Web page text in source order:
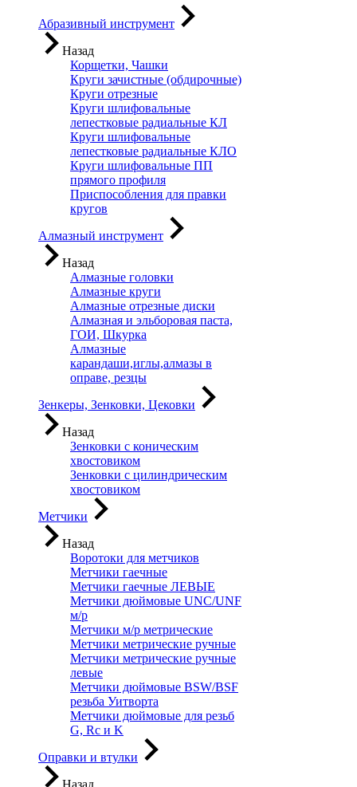
Абразивный инструмент
Назад
Корщетки, Чашки
Круги зачистные (обдирочные)
Круги отрезные
Круги шлифовальные
лепестковые радиальные КЛ
Круги шлифовальные
лепестковые радиальные КЛО
Круги шлифовальные ПП
прямого профиля
Приспособления для правки
кругов
Алмазный инструмент
Назад
Алмазные головки
Алмазные круги
Алмазные отрезные диски
Алмазная и эльборовая паста,
ГОИ, Шкурка
Алмазные
карандаши,иглы,алмазы в
оправе, резцы
Зенкеры, Зенковки, Цековки
Назад
Зенковки с коническим
хвостовиком
Зенковки с цилиндрическим
хвостовиком
Метчики
Назад
Воротоки для метчиков
Метчики гаечные
Метчики гаечные ЛЕВЫЕ
Метчики дюймовые UNC/UNF
м/р
Метчики м/р метрические
Метчики метрические ручные
Метчики метрические ручные
левые
Метчики дюймовые BSW/BSF
резьба Уитворта
Метчики дюймовые для резьб
G, Rc и K
Оправки и втулки
Назад